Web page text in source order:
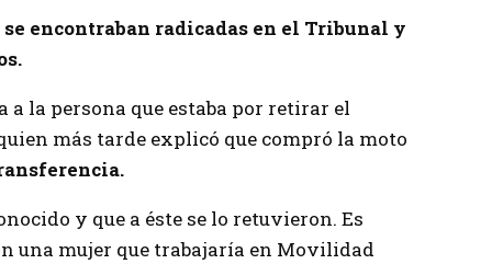
se encontraban radicadas en el Tribunal y
la persona que estaba por retirar el
más tarde explicó que compró la moto
y que a éste se lo retuvieron. Es
una mujer que trabajaría en Movilidad